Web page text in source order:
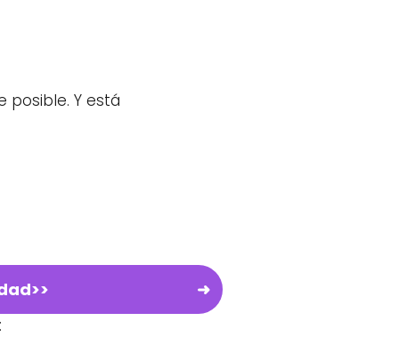
posible. Y está